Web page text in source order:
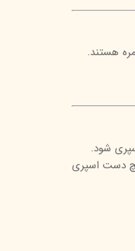
هستند.
شود.
دست اسپری